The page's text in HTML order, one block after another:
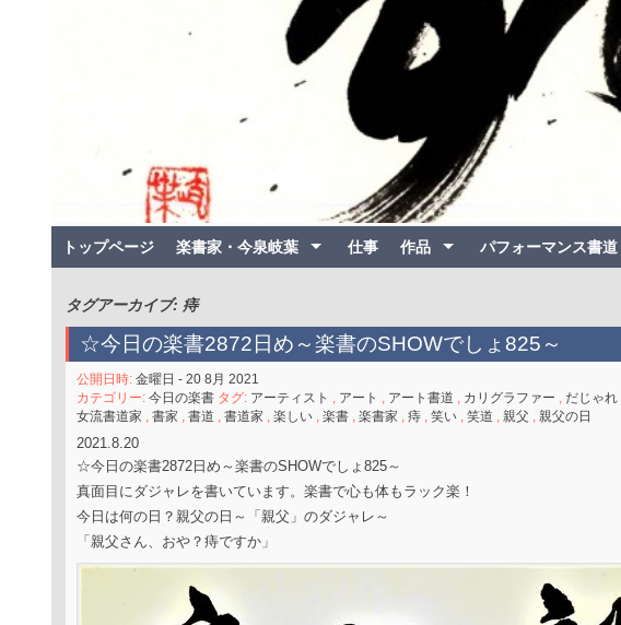
トップページ 楽書家・今泉岐葉 仕事 作品 パフォーマンス書道
タグアーカイブ: 痔
☆今日の楽書2872日め～楽書のSHOWでしょ825～
公開日時: 金曜日 - 20 8月 2021
カテゴリー: 今日の楽書タグ: アーティスト アート アート書道 カリグラファー だじゃれ,
女流書道家
書家 書道 書道家 楽しい, 楽書, 楽書家 痔, 笑い, 笑道 親父 親父の日
2021.8.20
☆今日の楽書2872日め～楽書のSHOWでしょ825～
真面目にダジャレを書いています。楽書で心も体もラック楽！
今日は何の日？親父の日～「親父」のダジャレ～
「親父さん、おや？痔ですか」